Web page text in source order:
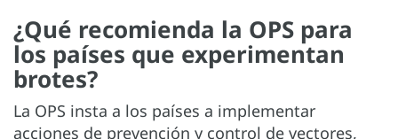
¿Qué recomienda la OPS para
los países que experimentan
brotes?
La OPS insta a los países a implementar
acciones de prevención y control de vectores,